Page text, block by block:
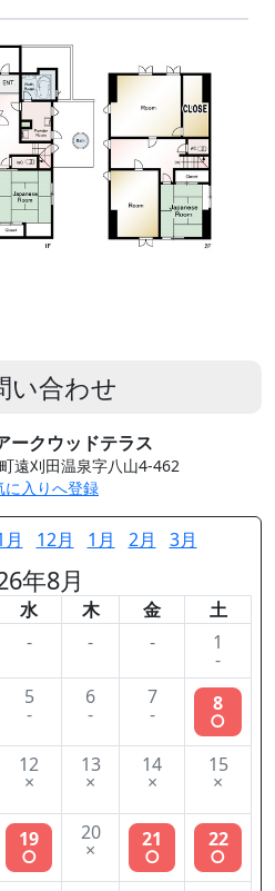
い合わせ
ークウッドテラス
遠刈田温泉字八山4-462
に入りへ登録
月 12月 1月 2月 3月
年8月
水 木 金
土
- - - 1
-
5
-
6
-
7
- 8
○
12
×
13
×
14
×
15
×
19
○
20
× 21
○
22
○